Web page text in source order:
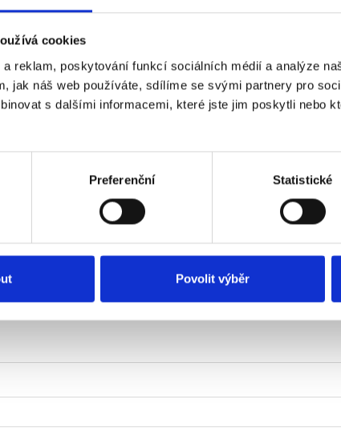
cookies
a reklam, poskytování funkcí sociálních médií a analýze
jak náš web používáte, sdílíme se svými partnery pro
s dalšími informacemi, které jste jim poskytli nebo
Preferenční Statistické
Povolit výběr
Objednejte ještě dnes